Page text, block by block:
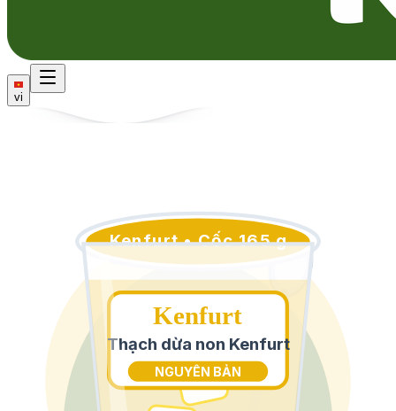
vi
Kenfurt • Cốc 165 g
Kenfurt
Thạch dừa non Kenfurt
NGUYÊN BẢN